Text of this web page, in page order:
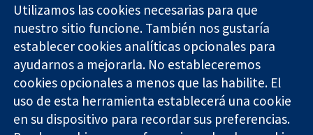
Evidencia fiable.
Decisiones
informadas.
Mejor salud.
11-13 Cavendish
Square
Londres
W1G 0AN
Reino Unido
Contacto
Noticias
Prensa
Sobre
nosotros
Empleo
Cochrane
Utilizamos las cookies necesarias para que
nuestro sitio funcione. También nos gustaría
establecer cookies analíticas opcionales para
ayudarnos a mejorarla. No estableceremos
cookies opcionales a menos que las habilite. El
uso de esta herramienta establecerá una cookie
en su dispositivo para recordar sus preferencias.